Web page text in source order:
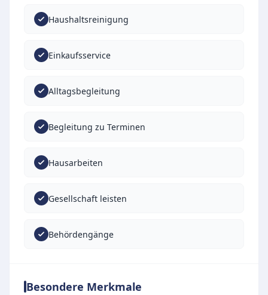
Haushaltsreinigung
Einkaufsservice
Alltagsbegleitung
Begleitung zu Terminen
Hausarbeiten
Gesellschaft leisten
Behördengänge
Besondere Merkmale